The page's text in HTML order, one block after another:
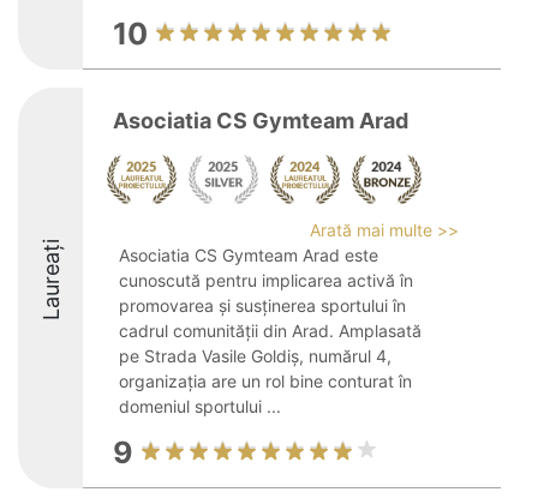
10
Laureați
Asociatia CS Gymteam Arad
Arată mai multe >>
Asociatia CS Gymteam Arad este
cunoscută pentru implicarea activă în
promovarea și susținerea sportului în
cadrul comunității din Arad. Amplasată
pe Strada Vasile Goldiș, numărul 4,
organizația are un rol bine conturat în
domeniul sportului ...
9